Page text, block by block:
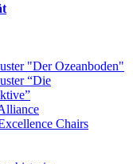
"Der Ozeanboden"
“Die
Chairs